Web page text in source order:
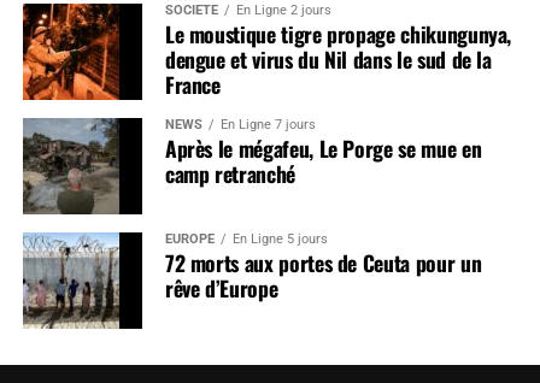
SOCIÉTÉ En Ligne 2 jours
Le moustique tigre propage chikungunya,
dengue et virus du Nil dans le sud de la
France
NEWS En Ligne 7 jours
Après le mégafeu, Le Porge se mue en
camp retranché
EUROPE En Ligne 5 jours
72 morts aux portes de Ceuta pour un
rêve d’Europe